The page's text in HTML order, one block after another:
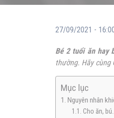
27/09/2021 -
Bé 2 tuổi ăn hay
thường. Hãy cùng
Mục lục
1. Nguyên nhân
1.1. Cho ăn,